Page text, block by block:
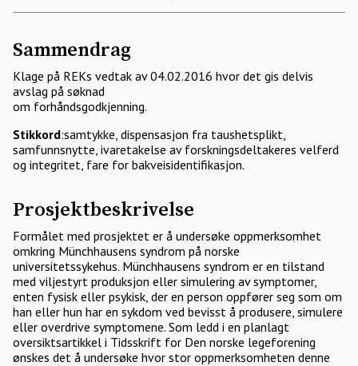
Sammendrag
Klage på REKs vedtak av 04.02.2016 hvor det gis delvis
avslag på søknad
om forhåndsgodkjenning.
Stikkord:samtykke, dispensasjon fra taushetsplikt,
samfunnsnytte, ivaretakelse av forskningsdeltakeres velferd
og integritet, fare for bakveisidentifikasjon.
Prosjektbeskrivelse
Formålet med prosjektet er å undersøke oppmerksomhet
omkring Münchhausens syndrom på norske
universitetssykehus. Münchhausens syndrom er en tilstand
med viljestyrt produksjon eller simulering av symptomer,
enten fysisk eller psykisk, der en person oppfører seg som om
han eller hun har en sykdom ved bevisst å produsere, simulere
eller overdrive symptomene. Som ledd i en planlagt
oversiktsartikkel i Tidsskrift for Den norske legeforening
ønskes det å undersøke hvor stor oppmerksomheten denne